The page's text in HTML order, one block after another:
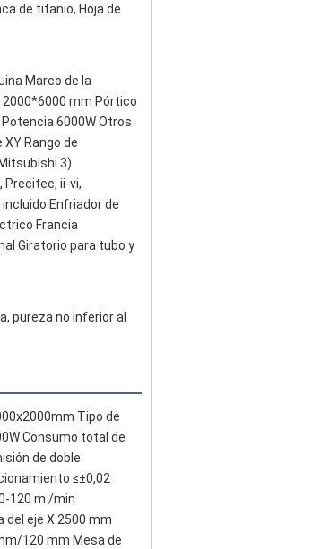
de titanio, Hoja de
Marco de la
mm Pórtico
6000W Otros
Rango de
3)
Precitec, ii-vi,
Enfriador de
Francia
Giratorio para tubo y
pureza no inferior al
Tipo de
Consumo total de
de doble
≤±0,02
120 m /min
eje X 2500 mm
120 mm Mesa de